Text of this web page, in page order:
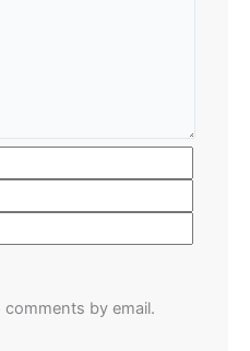
by email.